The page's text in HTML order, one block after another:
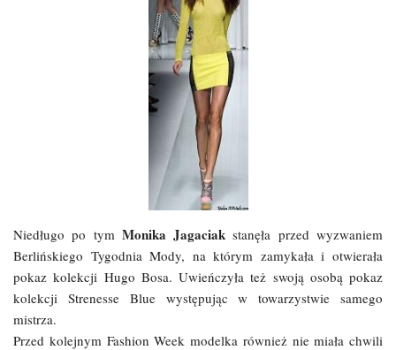
Niedługo po tym Monika Jagaciak stanęła przed wyzwaniem
Berlińskiego Tygodnia Mody, na którym zamykała i otwierała
pokaz kolekcji Hugo Bosa. Uwieńczyła też swoją osobą pokaz
kolekcji Strenesse Blue występując w towarzystwie samego
mistrza.
Przed kolejnym Fashion Week modelka również nie miała chwili